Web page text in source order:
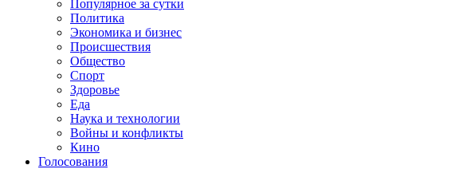
Популярное за сутки
Политика
Экономика и бизнес
Происшествия
Общество
Спорт
Здоровье
Еда
Наука и технологии
Войны и конфликты
Кино
Голосования